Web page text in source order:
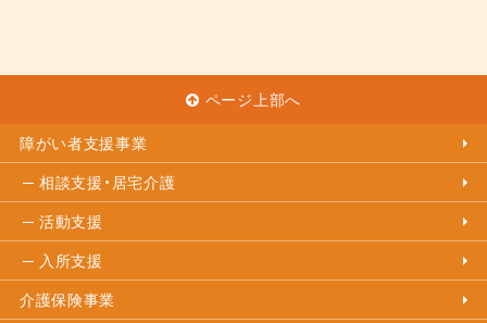
ページ上部へ
障がい者支援事業
相談支援・居宅介護
活動支援
入所支援
介護保険事業